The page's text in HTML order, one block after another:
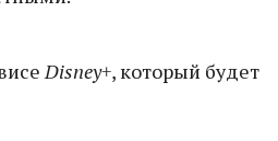
Disney+, который будет